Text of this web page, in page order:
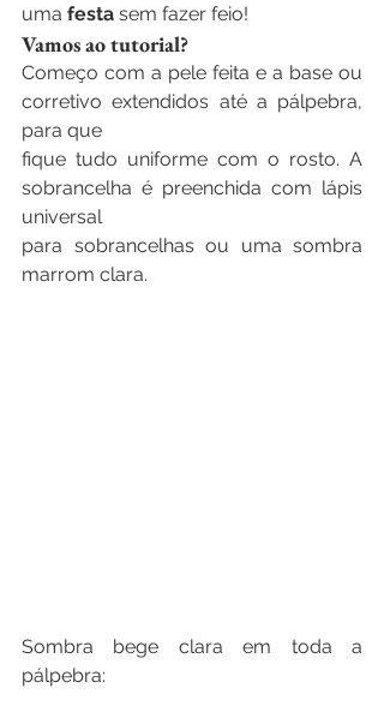
uma festa sem fazer feio!
Vamos ao tutorial?
Começo com a pele feita e a base ou
corretivo extendidos até a pálpebra,
para que
fique tudo uniforme com o rosto. A
sobrancelha é preenchida com lápis
universal
para sobrancelhas ou uma sombra
marrom clara.
Sombra bege clara em toda a
pálpebra: